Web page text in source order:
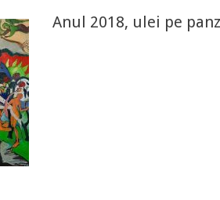
Anul 2018, ulei pe